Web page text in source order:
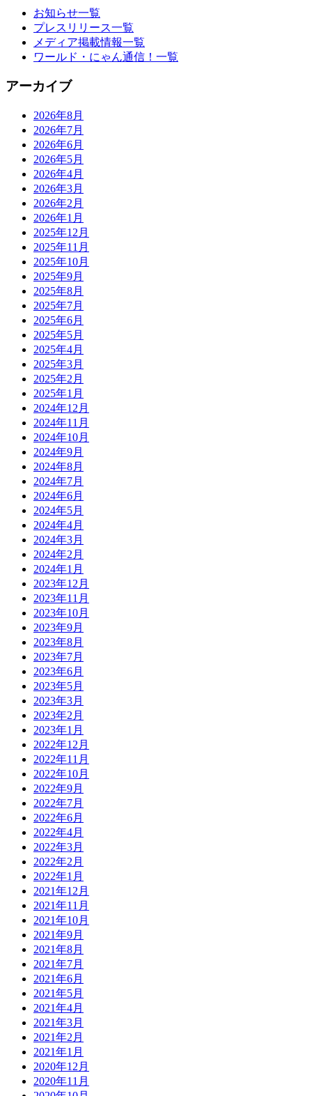
お知らせ一覧
プレスリリース一覧
メディア掲載情報一覧
ワールド・にゃん通信！一覧
アーカイブ
2026年8月
2026年7月
2026年6月
2026年5月
2026年4月
2026年3月
2026年2月
2026年1月
2025年12月
2025年11月
2025年10月
2025年9月
2025年8月
2025年7月
2025年6月
2025年5月
2025年4月
2025年3月
2025年2月
2025年1月
2024年12月
2024年11月
2024年10月
2024年9月
2024年8月
2024年7月
2024年6月
2024年5月
2024年4月
2024年3月
2024年2月
2024年1月
2023年12月
2023年11月
2023年10月
2023年9月
2023年8月
2023年7月
2023年6月
2023年5月
2023年3月
2023年2月
2023年1月
2022年12月
2022年11月
2022年10月
2022年9月
2022年7月
2022年6月
2022年4月
2022年3月
2022年2月
2022年1月
2021年12月
2021年11月
2021年10月
2021年9月
2021年8月
2021年7月
2021年6月
2021年5月
2021年4月
2021年3月
2021年2月
2021年1月
2020年12月
2020年11月